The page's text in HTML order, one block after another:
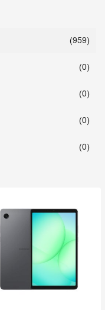
(959)
(0)
(0)
(0)
(0)